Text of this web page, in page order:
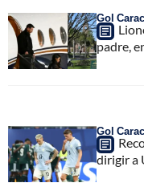
Gol
padre,
Gol
dirigir a